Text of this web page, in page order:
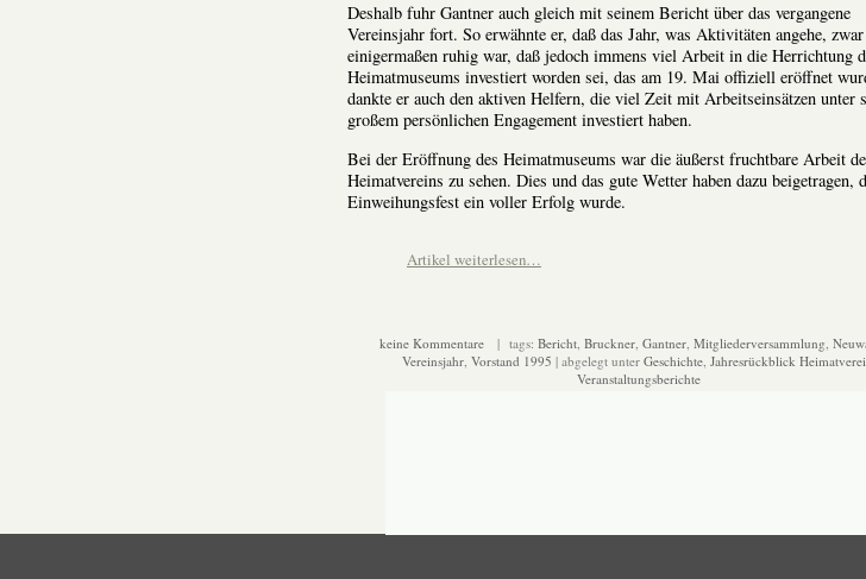
Deshalb fuhr Gantner auch gleich mit seinem Bericht über das vergangene
Vereinsjahr fort. So erwähnte er, daß das Jahr, was Aktivitäten angehe, zwar
einigermaßen ruhig war, daß jedoch immens viel Arbeit in die Herrichtung
Heimatmuseums investiert worden sei, das am 19. Mai offiziell eröffnet
dankte er auch den aktiven Helfern, die viel Zeit mit Arbeitseinsätzen unter
großem persönlichen Engagement investiert haben.
Bei der Eröffnung des Heimatmuseums war die äußerst fruchtbare Arbeit
Heimatvereins zu sehen. Dies und das gute Wetter haben dazu beigetragen,
Einweihungsfest ein voller Erfolg wurde.
Artikel weiterlesen…
keine Kommentare | tags: Bericht Bruckner Gantner Mitgliederversammlung
Vereinsjahr, Vorstand 1995 | abgelegt unter Geschichte, Jahresrückblick
Veranstaltungsberichte